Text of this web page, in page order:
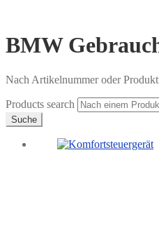
BMW
Nach Artikelnummer oder
Products search
Suche